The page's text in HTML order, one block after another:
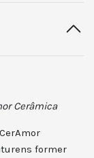
Cerâmica
former